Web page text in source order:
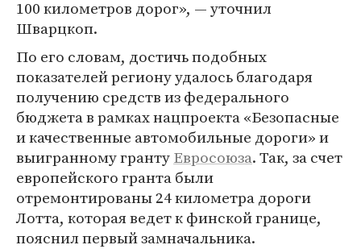
100 километров дорог», — уточнил
Шварцкоп.
По его словам, достичь подобных
показателей региону удалось благодаря
получению средств из федерального
бюджета в рамках нацпроекта «Безопасные
и качественные автомобильные дороги» и
выигранному грантуЕвросоюза. Так, за счет
европейского гранта были
отремонтированы 24 километра дороги
Лотта, которая ведет к финской границе,
пояснил первый замначальника.